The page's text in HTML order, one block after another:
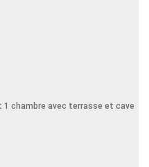
1 chambre avec terrasse et cave